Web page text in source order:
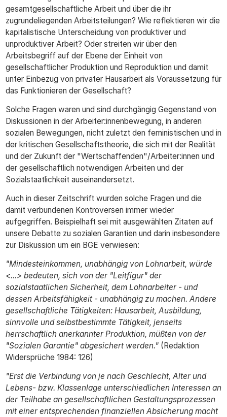
gesamtgesellschaftliche Arbeit und über die ihr
zugrundeliegenden Arbeitsteilungen? Wie reflektieren wir die
kapitalistische Unterscheidung von produktiver und
unproduktiver Arbeit? Oder streiten wir über den
Arbeitsbegriff auf der Ebene der Einheit von
gesellschaftlicher Produktion und Reproduktion und damit
unter Einbezug von privater Hausarbeit als Voraussetzung für
das Funktionieren der Gesellschaft?
Solche Fragen waren und sind durchgängig Gegenstand von
Diskussionen in der Arbeiter:innenbewegung, in anderen
sozialen Bewegungen, nicht zuletzt den feministischen und in
der kritischen Gesellschaftstheorie, die sich mit der Realität
und der Zukunft der "Wertschaffenden"/Arbeiter:innen und
der gesellschaftlich notwendigen Arbeiten und der
Sozialstaatlichkeit auseinandersetzt.
Auch in dieser Zeitschrift wurden solche Fragen und die
damit verbundenen Kontroversen immer wieder
aufgegriffen. Beispielhaft sei mit ausgewählten Zitaten auf
unsere Debatte zu sozialen Garantien und darin insbesondere
zur Diskussion um ein BGE verwiesen:
"Mindesteinkommen, unabhängig von Lohnarbeit, würde
<...> bedeuten, sich von der "Leitfigur" der
sozialstaatlichen Sicherheit, dem Lohnarbeiter - und
dessen Arbeitsfähigkeit - unabhängig zu machen. Andere
gesellschaftliche Tätigkeiten: Hausarbeit, Ausbildung,
sinnvolle und selbstbestimmte Tätigkeit, jenseits
herrschaftlich anerkannter Produktion, müßten von der
"Sozialen Garantie" abgesichert werden."(Redaktion
Widersprüche 1984: 126)
"Erst die Verbindung von je nach Geschlecht, Alter und
Lebens- bzw. Klassenlage unterschiedlichen Interessen an
der Teilhabe an gesellschaftlichen Gestaltungsprozessen
mit einer entsprechenden finanziellen Absicherung macht